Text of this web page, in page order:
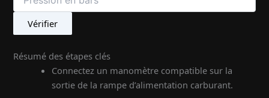
Vérifier
Résumé des étapes clés
Connectez un manomètre compatible sur la
sortie de la rampe d’alimentation carburant.